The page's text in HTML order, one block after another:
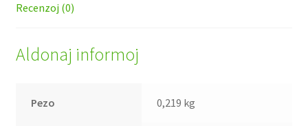
Recenzoj (0)
Aldonaj informoj
Pezo 0,219 kg